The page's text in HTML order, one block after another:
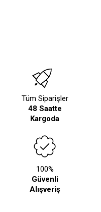
Tüm Siparişler
48 Saatte
Kargoda
100%
Güvenli
Alışveriş